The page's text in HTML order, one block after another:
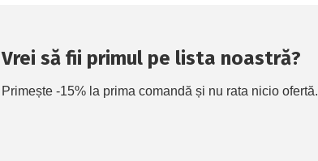
Vrei să fii primul pe lista noastră?
Primește -15% la prima comandă și nu rata nicio ofertă.